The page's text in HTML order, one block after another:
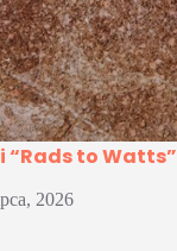
i “Rads to Watts”
2026